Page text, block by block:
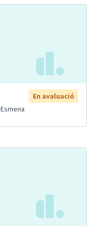
En avaluació
Esmena